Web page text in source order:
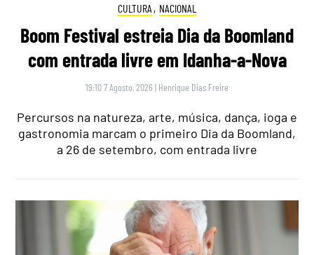
CULTURA , NACIONAL
Boom Festival estreia Dia da Boomland
com entrada livre em Idanha-a-Nova
19:10 7 Agosto, 2026 | Henrique Dias Freire
Percursos na natureza, arte, música, dança, ioga e
gastronomia marcam o primeiro Dia da Boomland,
a 26 de setembro, com entrada livre